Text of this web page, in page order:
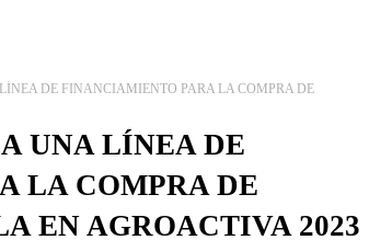
DE FINANCIAMIENTO PARA LA COMPRA DE
UNA LÍNEA DE
LA COMPRA DE
EN AGROACTIVA 2023